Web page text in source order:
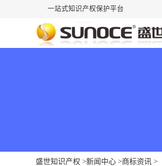
一站式知识产权保护平台
盛世知识产权 >新闻中心 >商标资讯 >